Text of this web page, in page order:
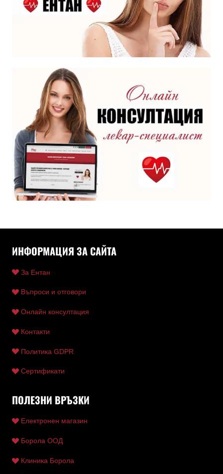
ИНФОРМАЦИЯ ЗА САЙТА
За Ентан
Въпроси и отговори
Онлайн консултация
Контакти
Политика GDPR
Сертификати
ПОЛЕЗНИ ВРЪЗКИ
Електронен магазин
Борола ООД
Клиника Борола